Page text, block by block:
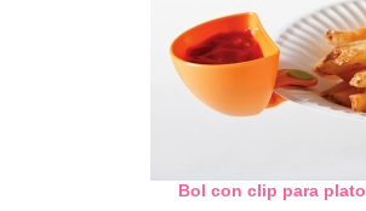
Bol con clip para plato